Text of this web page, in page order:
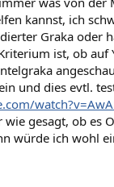
kannst, ich
Graka oder
ist, ob auf
und dies evtl.
gesagt, ob es
würde ich wohl